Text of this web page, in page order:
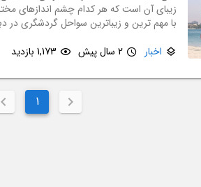
زیبای آن است که هر کدام چشم اندازهای
با مهم ترین و زیباترین سواحل گردشگری در
اخبار
2 سال پیش 1,173 بازدید
1